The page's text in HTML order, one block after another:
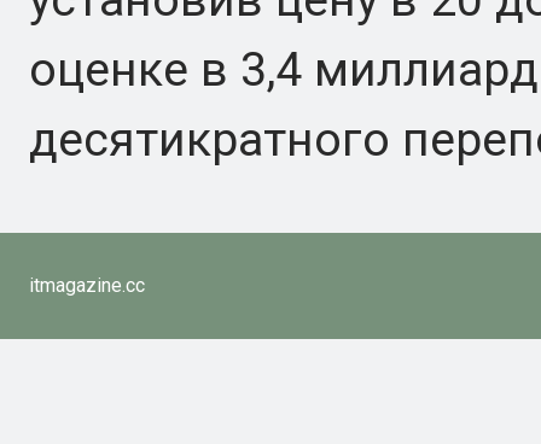
оценке в 3,4
десятикратного
itmagazine.cc